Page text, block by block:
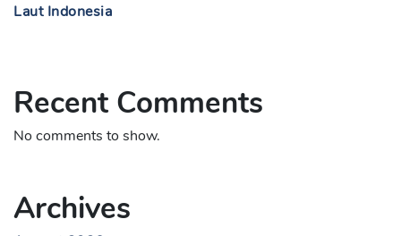
Laut Indonesia
Recent Comments
No comments to show.
Archives